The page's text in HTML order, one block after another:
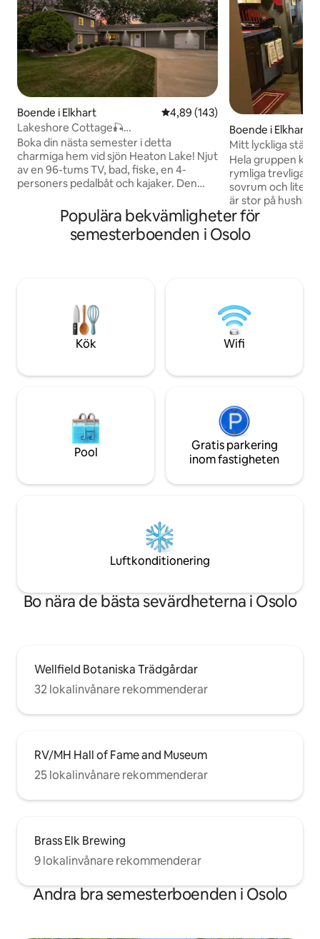
Boende i Elkhart 4,89 av 5 i genomsnittligt
4,89 (143)
Lakeshore Cottage🎣
🚣‍♂️Waterfront/Great Wi-fi
Boka din nästa semester i detta
charmiga hem vid sjön Heaton Lake! Njut
av en 96-tums TV, bad, fiske, en 4-
personers pedalbåt och kajaker. Den
Cornhole-brädor tillhandahålls. Bara 7
minuter från restauranger och shopping
i Elkhart, enkel tillgång till avgiftsbelagda
tillåtna. Inga buller efter 21:00. 6
parkeringsplatser på uppfarten; ingen
parkering på gatan.
Boende i Elkhart
Mitt lyckliga
Hela gruppen
rymliga trevliga
sovrum och liten
är stor på
husregler
som stulits
kommer att bli en
resenärer Endast
tillåtna Även
barn vid denna
Populära bekvämligheter för
semesterboenden i Osolo
Kök Wifi
Pool
Gratis parkering
inom fastigheten
Luftkonditionering
Bo nära de bästa sevärdheterna i Osolo
Wellfield Botaniska Trädgårdar
32 lokalinvånare rekommenderar
RV/MH Hall of Fame and Museum
25 lokalinvånare rekommenderar
Brass Elk Brewing
9 lokalinvånare rekommenderar
Andra bra semesterboenden i Osolo